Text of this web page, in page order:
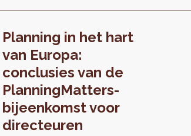
Planning in het hart
van Europa:
conclusies van de
PlanningMatters-
bijeenkomst voor
directeuren